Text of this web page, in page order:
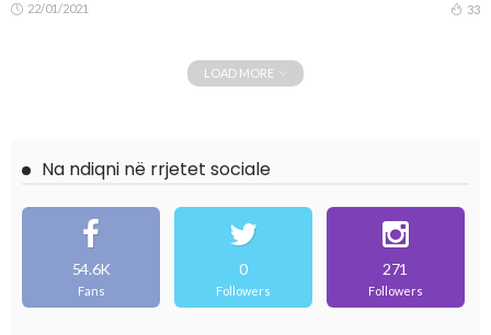
22/01/2021 33
LOAD MORE
Na ndiqni në rrjetet sociale
54.6K
Fans
0
Followers
271
Followers